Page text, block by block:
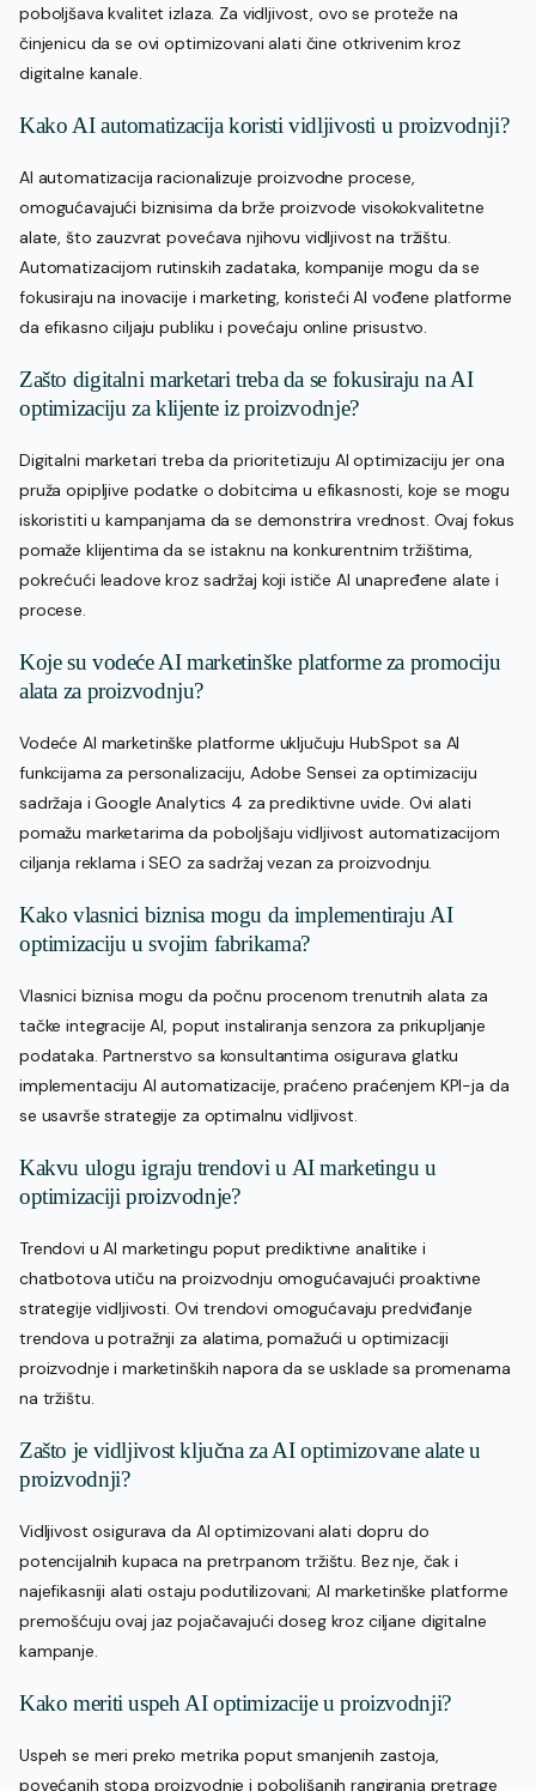
poboljšava kvalitet izlaza. Za vidljivost, ovo se proteže na
činjenicu da se ovi optimizovani alati čine otkrivenim kroz
digitalne kanale.
Kako AI automatizacija koristi vidljivosti u proizvodnji?
AI automatizacija racionalizuje proizvodne procese,
omogućavajući biznisima da brže proizvode visokokvalitetne
alate, što zauzvrat povećava njihovu vidljivost na tržištu.
Automatizacijom rutinskih zadataka, kompanije mogu da se
fokusiraju na inovacije i marketing, koristeći AI vođene platforme
da efikasno ciljaju publiku i povećaju online prisustvo.
Zašto digitalni marketari treba da se fokusiraju na AI
optimizaciju za klijente iz proizvodnje?
Digitalni marketari treba da prioritetizuju AI optimizaciju jer ona
pruža opipljive podatke o dobitcima u efikasnosti, koje se mogu
iskoristiti u kampanjama da se demonstrira vrednost. Ovaj fokus
pomaže klijentima da se istaknu na konkurentnim tržištima,
pokrećući leadove kroz sadržaj koji ističe AI unapređene alate i
procese.
Koje su vodeće AI marketinške platforme za promociju
alata za proizvodnju?
Vodeće AI marketinške platforme uključuju HubSpot sa AI
funkcijama za personalizaciju, Adobe Sensei za optimizaciju
sadržaja i Google Analytics 4 za prediktivne uvide. Ovi alati
pomažu marketarima da poboljšaju vidljivost automatizacijom
ciljanja reklama i SEO za sadržaj vezan za proizvodnju.
Kako vlasnici biznisa mogu da implementiraju AI
optimizaciju u svojim fabrikama?
Vlasnici biznisa mogu da počnu procenom trenutnih alata za
tačke integracije AI, poput instaliranja senzora za prikupljanje
podataka. Partnerstvo sa konsultantima osigurava glatku
implementaciju AI automatizacije, praćeno praćenjem KPI-ja da
se usavrše strategije za optimalnu vidljivost.
Kakvu ulogu igraju trendovi u AI marketingu u
optimizaciji proizvodnje?
Trendovi u AI marketingu poput prediktivne analitike i
chatbotova utiču na proizvodnju omogućavajući proaktivne
strategije vidljivosti. Ovi trendovi omogućavaju predviđanje
trendova u potražnji za alatima, pomažući u optimizaciji
proizvodnje i marketinških napora da se usklade sa promenama
na tržištu.
Zašto je vidljivost ključna za AI optimizovane alate u
proizvodnji?
Vidljivost osigurava da AI optimizovani alati dopru do
potencijalnih kupaca na pretrpanom tržištu. Bez nje, čak i
najefikasniji alati ostaju podutilizovani; AI marketinške platforme
premošćuju ovaj jaz pojačavajući doseg kroz ciljane digitalne
kampanje.
Kako meriti uspeh AI optimizacije u proizvodnji?
Uspeh se meri preko metrika poput smanjenih zastoja,
povećanih stopa proizvodnje i poboljšanih rangiranja pretrage